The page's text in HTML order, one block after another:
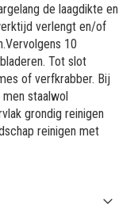
de laagdikte en
verlengt en/of
10
Tot slot
of verfkrabber. Bij
staalwol
grondig reinigen
reinigen met